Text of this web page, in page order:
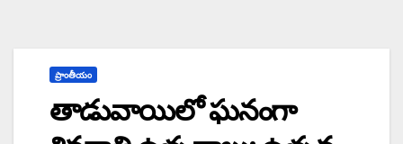
ప్రాంతీయం
తాడువాయిలో ఘనంగా